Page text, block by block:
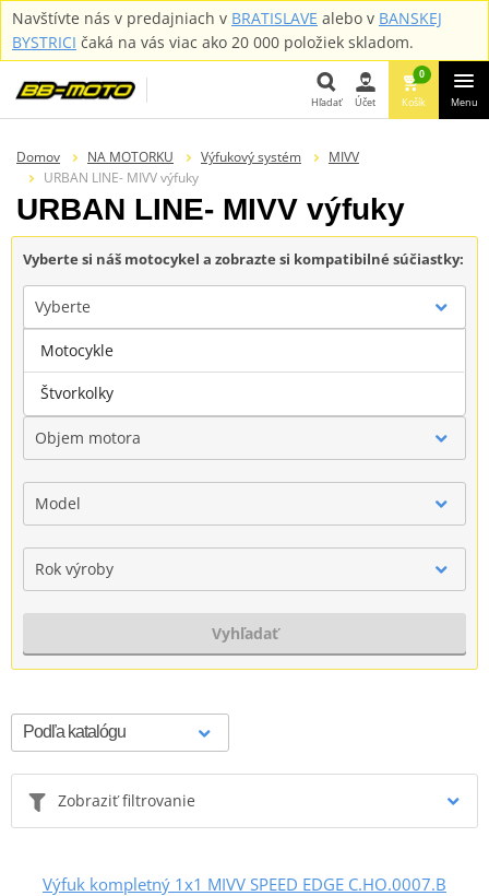
Navštívte nás v predajniach v BRATISLAVE alebo v BANSKEJ
BYSTRICI čaká na vás viac ako 20 000 položiek skladom.
Hľadať Účet
0
Košík Menu
Domov NA MOTORKU Výfukový systém
MIVV
URBAN LINE- MIVV výfuky
URBAN LINE- MIVV výfuky
Vyberte si náš motocykel a zobrazte si kompatibilné súčiastky:
Vyberte
Značka
Objem motora
Model
Rok výroby
Vyhľadať
Zobraziť filtrovanie
Výfuk kompletný 1x1 MIVV SPEED EDGE C.HO.0007.B
Motocykle
Štvorkolky